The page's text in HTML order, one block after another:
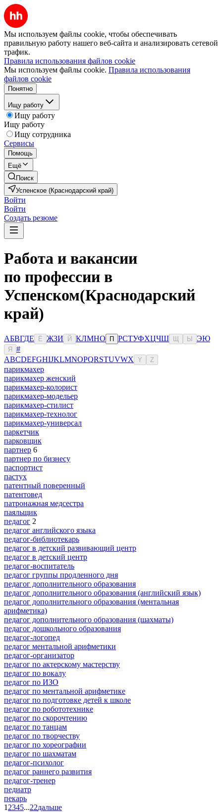
Мы используем файлы cookie, чтобы обеспечивать
правильную работу нашего веб-сайта и анализировать сетевой
трафик.
Правила использования файлов cookie
Мы используем файлы cookie. Правила использования
файлов cookie
Понятно
Ищу работу
Ищу работу
Ищу работу
Ищу сотрудника
Сервисы
Помощь
Ещё
Поиск
Успенское (Краснодарский край)
Войти
Войти
Создать резюме
Работа и вакансии
по профессии в
Успенском(Краснодарский
край)
АБВГДЕ Ё ЖЗИ Й КЛМНО П РСТУФХЦЧШ Ы ЭЮ
Я
#
ABCDEFGHIJKLMNOPQRSTUVWX Y Z
парикмахер
парикмахер женский
парикмахер-колорист
парикмахер-модельер
парикмахер-стилист
парикмахер-технолог
парикмахер-универсал
паркетчик
парковщик
партнер 6
партнер по бизнесу
паспортист
пастух
патентный поверенный
патентовед
патронажная медсестра
паяльщик
педагог 2
педагог английского языка
педагог-библиотекарь
педагог в детский развивающий центр
педагог в детский центр
педагог-воспитатель
педагог группы продленного дня
педагог дополнительного образования
педагог дополнительного образования (английский язык)
педагог дополнительного образования (ментальная
арифметика)
педагог дополнительного образования (шахматы)
педагог дошкольного образования
педагог-логопед
педагог ментальной арифметики
педагог-организатор
педагог по актерскому мастерству
педагог по вокалу
педагог по ИЗО
педагог по ментальной арифметике
педагог по подготовке детей к школе
педагог по робототехнике
педагог по скорочтению
педагог по танцам
педагог по творчеству
педагог по хореографии
педагог по шахматам
педагог-психолог
педагог раннего развития
педагог-тренер
педиатр
пекарь
1 2345...22дальше